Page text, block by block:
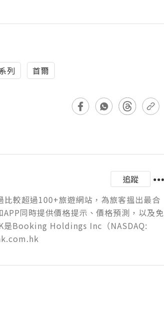
列 首爾
追蹤
比較超過100+旅遊網站，為旅客搵出最合
同時提供價格提示、價格預測，以及免
是Booking Holdings Inc（NASDAQ: